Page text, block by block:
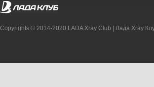
Copyrights © 2014-2020 LADA Xray Club | Лада Xray